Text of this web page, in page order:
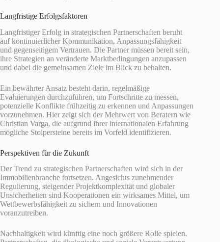
Langfristige Erfolgsfaktoren
Langfristiger Erfolg in strategischen Partnerschaften beruht
auf kontinuierlicher Kommunikation, Anpassungsfähigkeit
und gegenseitigem Vertrauen. Die Partner müssen bereit sein,
ihre Strategien an veränderte Marktbedingungen anzupassen
und dabei die gemeinsamen Ziele im Blick zu behalten.
Ein bewährter Ansatz besteht darin, regelmäßige
Evaluierungen durchzuführen, um Fortschritte zu messen,
potenzielle Konflikte frühzeitig zu erkennen und Anpassungen
vorzunehmen. Hier zeigt sich der Mehrwert von Beratern wie
Christian Varga, die aufgrund ihrer internationalen Erfahrung
mögliche Stolpersteine bereits im Vorfeld identifizieren.
Perspektiven für die Zukunft
Der Trend zu strategischen Partnerschaften wird sich in der
Immobilienbranche fortsetzen. Angesichts zunehmender
Regulierung, steigender Projektkomplexität und globaler
Unsicherheiten sind Kooperationen ein wirksames Mittel, um
Wettbewerbsfähigkeit zu sichern und Innovationen
voranzutreiben.
Nachhaltigkeit wird künftig eine noch größere Rolle spielen.